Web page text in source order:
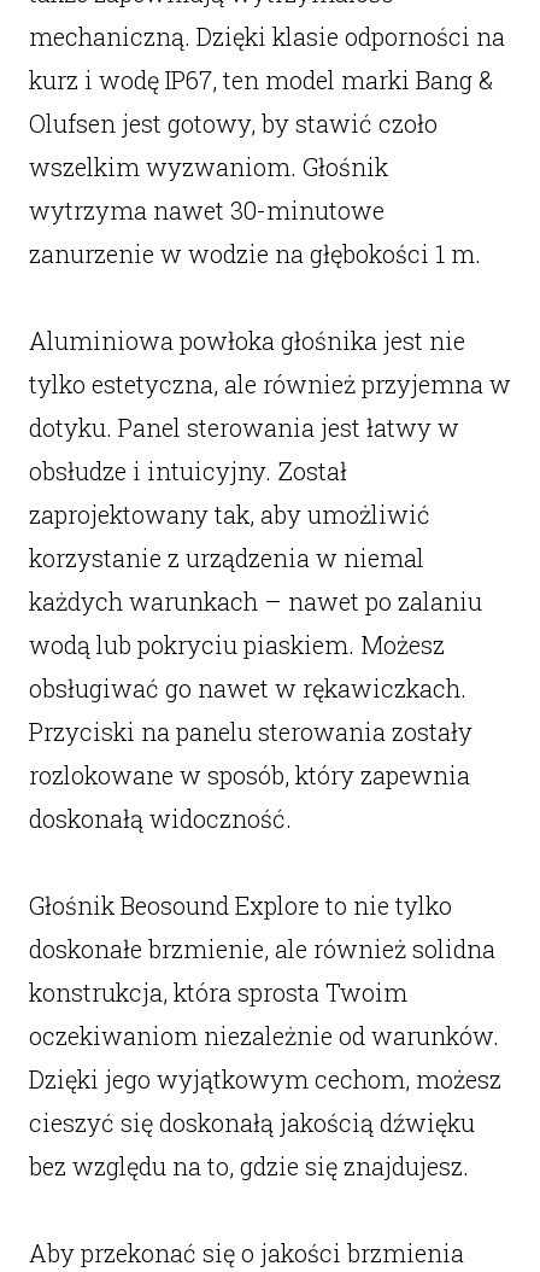
mechaniczną. Dzięki klasie odporności na
kurz i wodę IP67, ten model marki Bang &
Olufsen jest gotowy, by stawić czoło
wszelkim wyzwaniom. Głośnik
wytrzyma nawet 30-minutowe
zanurzenie w wodzie na głębokości 1 m.
Aluminiowa powłoka głośnika jest nie
tylko estetyczna, ale również przyjemna w
dotyku. Panel sterowania jest łatwy w
obsłudze i intuicyjny. Został
zaprojektowany tak, aby umożliwić
korzystanie z urządzenia w niemal
każdych warunkach – nawet po zalaniu
wodą lub pokryciu piaskiem. Możesz
obsługiwać go nawet w rękawiczkach.
Przyciski na panelu sterowania zostały
rozlokowane w sposób, który zapewnia
doskonałą widoczność.
Głośnik Beosound Explore to nie tylko
doskonałe brzmienie, ale również solidna
konstrukcja, która sprosta Twoim
oczekiwaniom niezależnie od warunków.
Dzięki jego wyjątkowym cechom, możesz
cieszyć się doskonałą jakością dźwięku
bez względu na to, gdzie się znajdujesz.
Aby przekonać się o jakości brzmienia